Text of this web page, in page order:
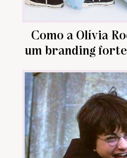
Como a Olívia
um branding